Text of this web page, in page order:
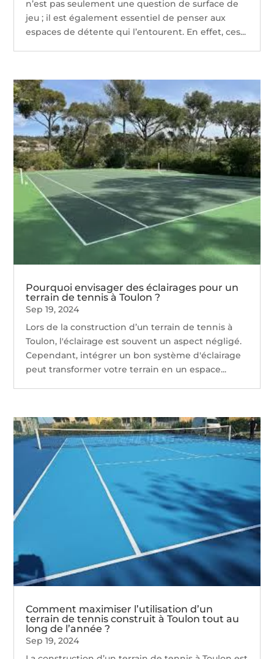
n’est pas seulement une question de surface de
jeu ; il est également essentiel de penser aux
espaces de détente qui l’entourent. En effet, ces...
Pourquoi envisager des éclairages pour un
terrain de tennis à Toulon ?
Sep 19, 2024
Lors de la construction d’un terrain de tennis à
Toulon, l'éclairage est souvent un aspect négligé.
Cependant, intégrer un bon système d'éclairage
peut transformer votre terrain en un espace...
Comment maximiser l’utilisation d’un
terrain de tennis construit à Toulon tout au
long de l’année ?
Sep 19, 2024